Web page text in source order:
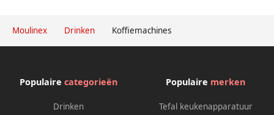
Moulinex Drinken Koffiemachines
Populaire categorieën
Drinken
Populaire merken
Tefal keukenapparatuur